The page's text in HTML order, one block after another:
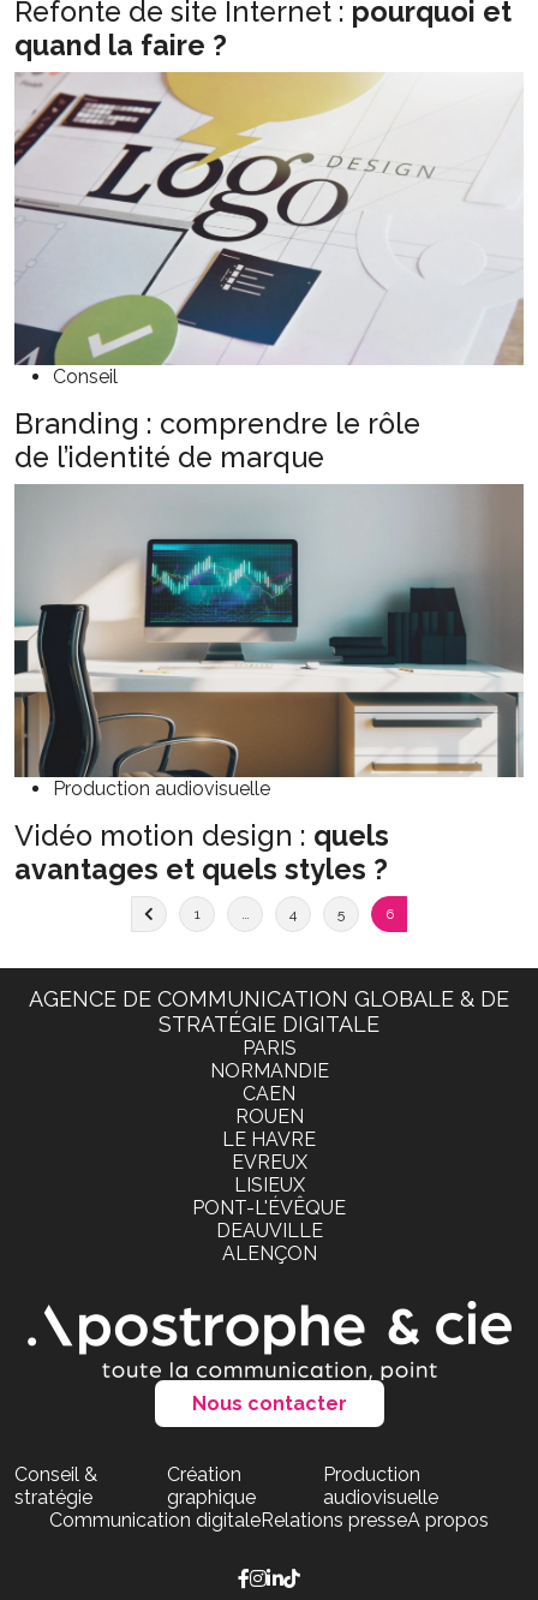
Refonte de site Internet : pourquoi et
quand la faire ?
Conseil
Branding : comprendre le rôle
de l’identité de marque
Production audiovisuelle
Vidéo motion design : quels
avantages et quels styles ?
1 4 5 6
AGENCE DE COMMUNICATION GLOBALE & DE
STRATÉGIE DIGITALE
PARIS
NORMANDIE
CAEN
ROUEN
LE HAVRE
EVREUX
LISIEUX
PONT-L'ÉVÊQUE
DEAUVILLE
ALENÇON
Nous contacter
Conseil &
stratégie
Création
graphique
Production
audiovisuelle
Communication digitaleRelations presseA propos